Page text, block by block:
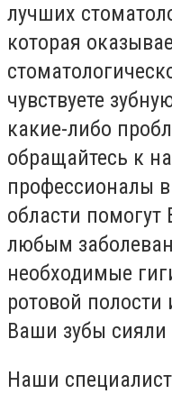
лучших
которая
чувствуете
какие-либо
обращайтесь к
профессионалы
области помогут
любым
необходимые
ротовой полости
Ваши зубы сияли
Наши